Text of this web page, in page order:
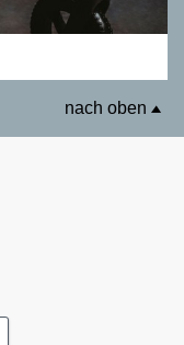
nach oben